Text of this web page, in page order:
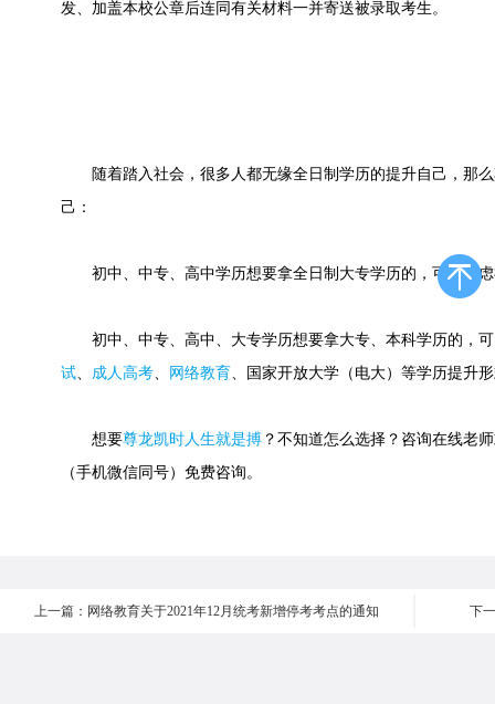
发、加盖本校公章后连同有关材料一并寄送被录取考生。
随着踏入社会，很多人都无缘全日制学历的提升自己，那么
己：
初中、中专、高中学历想要拿全日制大专学历的，可以考虑
初中、中专、高中、大专学历想要拿大专、本科学历的，可
试、 成人高考、 网络教育、国家开放大学（电大）等学历提升
想要尊龙凯时人生就是搏 ？不知道怎么选择？咨询在线老
（手机微信同号）免费咨询。
上一篇：网络教育关于2021年12月统考新增停考考点的通知 下